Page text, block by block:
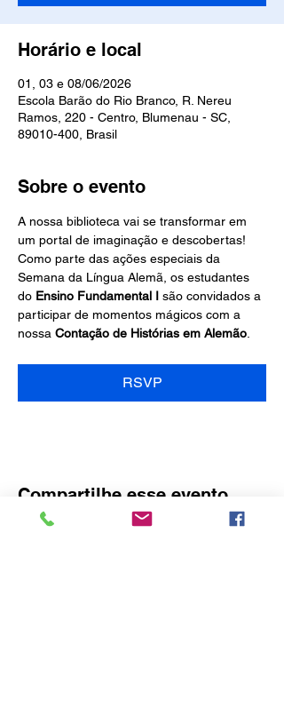
Horário e local
01, 03 e 08/06/2026
Escola Barão do Rio Branco, R. Nereu
Ramos, 220 - Centro, Blumenau - SC,
89010-400, Brasil
Sobre o evento
A nossa biblioteca vai se transformar em
um portal de imaginação e descobertas!
Como parte das ações especiais da
Semana da Língua Alemã, os estudantes
do Ensino Fundamental I são convidados a
participar de momentos mágicos com a
nossa Contação de Histórias em Alemão
RSVP
Compartilhe esse evento